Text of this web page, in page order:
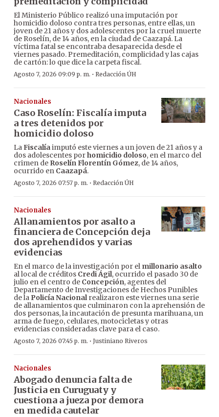
El Ministerio Público realizó una imputación por
homicidio doloso contra tres personas, entre ellas, un
joven de 21 años y dos adolescentes por la cruel muerte
de Roselín, de 14 años, en la ciudad de Caazapá. La
víctima fatal se encontraba desaparecida desde el
viernes pasado. Premeditación, complicidad y las cajas
de cartón: lo que dice la carpeta fiscal.
Agosto 7, 2026 09:09 p. m. · Redacción ÚH
Nacionales
Caso Roselín: Fiscalía imputa
a tres detenidos por
homicidio doloso
LaFiscalíaimputó este viernes a un joven de 21 años y a
dos adolescentes porhomicidio doloso, en el marco del
crimen de Roselín Florentín Gómez, de 14 años,
ocurrido en Caazapá.
Agosto 7, 2026 07:57 p. m. · Redacción ÚH
Nacionales
Allanamientos por asalto a
financiera de Concepción deja
dos aprehendidos y varias
evidencias
En el marco de la investigación por el millonario asalto
al local de créditos Credi Ágil, ocurrido el pasado 30 de
julio en el centro de Concepción, agentes del
Departamento de Investigaciones de Hechos Punibles
de la Policía Nacionalrealizaron este viernes una serie
de allanamientos que culminaron con la aprehensión de
dos personas, la incautación de presunta marihuana, un
arma de fuego, celulares, motocicletas y otras
evidencias consideradas clave para el caso.
Agosto 7, 2026 07:45 p. m. · Justiniano Riveros
Nacionales
Abogado denuncia falta de
Justicia en Curuguaty y
cuestiona a jueza por demora
en medida cautelar